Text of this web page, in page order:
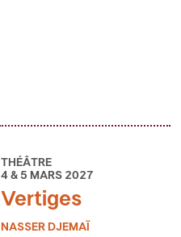
THÉÂTRE
4 & 5 MARS 2027
Vertiges
NASSER DJEMAÏ